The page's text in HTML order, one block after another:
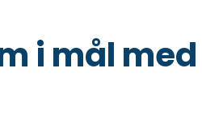
i mål med